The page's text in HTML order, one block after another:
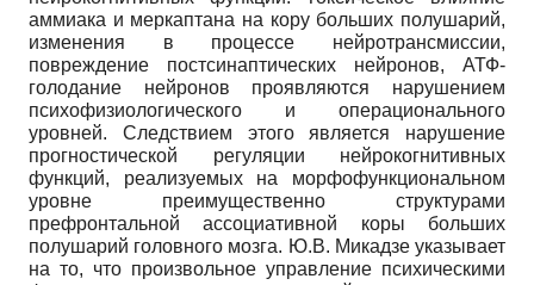
аммиака и меркаптана на кору больших полушарий,
изменения в процессе нейротрансмиссии,
повреждение постсинаптических нейронов, АТФ-
голодание нейронов проявляются нарушением
психофизиологического и операционального
уровней. Следствием этого является нарушение
прогностической регуляции нейрокогнитивных
функций, реализуемых на морфофункциональном
уровне преимущественно структурами
префронтальной ассоциативной коры больших
полушарий головного мозга. Ю.В. Микадзе указывает
на то, что произвольное управление психическими